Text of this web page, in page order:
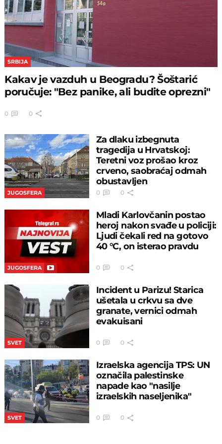
SRBIJA
Kakav je vazduh u Beogradu? Šoštarić
poručuje: "Bez panike, ali budite oprezni"
0 0
JUGOSFERA
Za dlaku izbegnuta
tragedija u Hrvatskoj:
Teretni voz prošao kroz
crveno, saobraćaj odmah
obustavljen
0 0
JUGOSFERA
Mladi Karlovčanin postao
heroj nakon svađe u policiji:
Ljudi čekali red na gotovo
40 °C, on isterao pravdu
0 0
SVET
Incident u Parizu! Starica
ušetala u crkvu sa dve
granate, vernici odmah
evakuisani
0 0
SVET
Izraelska agencija TPS: UN
označila palestinske
napade kao "nasilje
izraelskih naseljenika"
0 0